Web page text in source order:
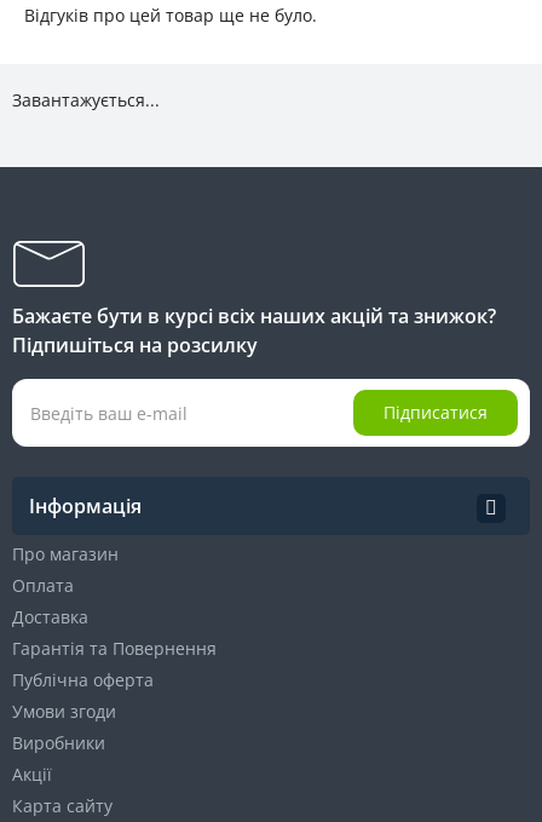
Відгуків про цей товар ще не було.
Завантажується...
Бажаєте бути в курсі всіх наших акцій та знижок?
Підпишіться на розсилку
Підписатися
Інформація
Про магазин
Оплата
Доставка
Гарантія та Повернення
Публічна оферта
Умови згоди
Виробники
Акції
Карта сайту